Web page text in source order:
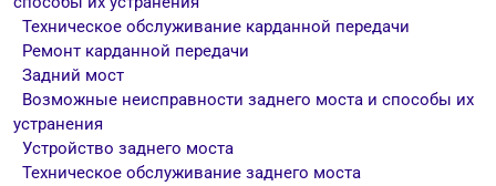
Техническое обслуживание карданной передачи
Ремонт карданной передачи
Задний мост
Возможные неисправности заднего моста и способы их
устранения
Устройство заднего моста
Техническое обслуживание заднего моста